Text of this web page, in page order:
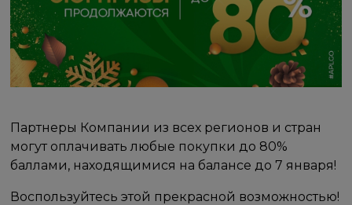
Партнеры Компании из всех регионов и стран
могут оплачивать любые покупки до 80%
баллами, находящимися на балансе до 7 января!
Воспользуйтесь этой прекрасной возможностью!